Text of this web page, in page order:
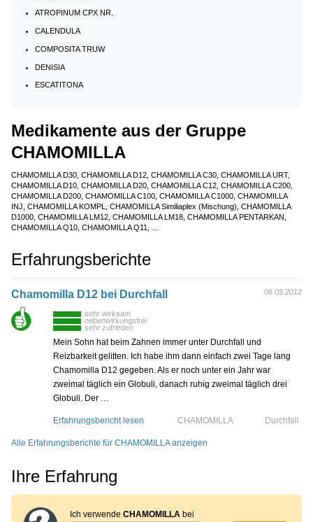
ATROPINUM CPX NR.
CALENDULA
COMPOSITA TRUW
DENISIA
ESCATITONA
Medikamente aus der Gruppe
CHAMOMILLA
CHAMOMILLA D30, CHAMOMILLA D12, CHAMOMILLA C30, CHAMOMILLA URT,
CHAMOMILLA D10, CHAMOMILLA D20, CHAMOMILLA C12, CHAMOMILLA C200,
CHAMOMILLA D200, CHAMOMILLA C100, CHAMOMILLA C1000, CHAMOMILLA
INJ, CHAMOMILLA KOMPL, CHAMOMILLA Similiaplex (Mischung), CHAMOMILLA
D1000, CHAMOMILLA LM12, CHAMOMILLA LM18, CHAMOMILLA PENTARKAN,
CHAMOMILLA Q10, CHAMOMILLA Q11, …
Erfahrungsberichte
Chamomilla D12 bei Durchfall 06.09.2012
sehr wirksam
nebenwirkungsfrei
sehr zufrieden
Mein Sohn hat beim Zahnen immer unter Durchfall und
Reizbarkeit gelitten. Ich habe ihm dann einfach zwei Tage lang
Chamomilla D12 gegeben. Als er noch unter ein Jahr war
zweimal täglich ein Globuli, danach ruhig zweimal täglich drei
Globuli. Der …
Erfahrungsbericht lesen CHAMOMILLA Durchfall
Alle Erfahrungsberichte für CHAMOMILLA anzeigen
Ihre Erfahrung
Ich verwende CHAMOMILLA bei